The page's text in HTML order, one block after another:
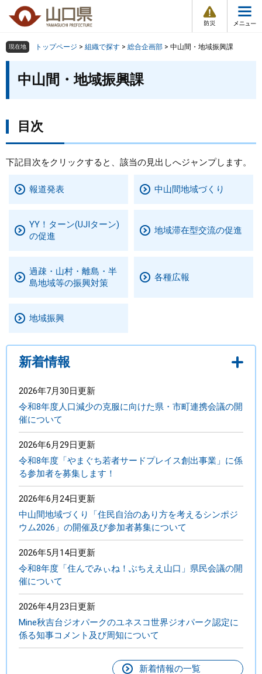
の
す
ー
し
本
文
情
メ
ュ
組織で探す
Other Languages
トップページ
くらし・環境
健康・福祉
教育・文化・スポーツ
まちづくり
県政情報
現在地 トップページ > 組織で探す > 総合企画部 > 中山間・地域振興課
中山間・地域振興課
目次
下記目次をクリックすると、該当の見出しへジャンプします。
報道発表 中山間地域づくり
YY！ターン(UJIターン)
の促進
地域滞在型交流の促進
過疎・山村・離島・半
島地域等の振興対策
各種広報
地域振興
新着情報
2026年7月30日更新
令和8年度人口減少の克服に向けた県・市町連携会議の開
催について
2026年6月29日更新
令和8年度「やまぐち若者サードプレイス創出事業」に係
る参加者を募集します！
2026年6月24日更新
中山間地域づくり「住民自治のあり方を考えるシンポジ
ウム2026」の開催及び参加者募集について
2026年5月14日更新
令和8年度「住んでみぃね！ぶちええ山口」県民会議の開
催について
2026年4月23日更新
Mine秋吉台ジオパークのユネスコ世界ジオパーク認定に
係る知事コメント及び周知について
新着情報の一覧